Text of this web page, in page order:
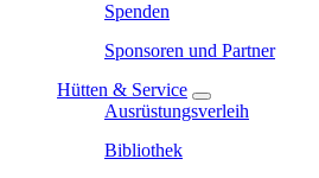
Spenden
Sponsoren und Partner
Hütten & Service
Ausrüstungsverleih
Bibliothek